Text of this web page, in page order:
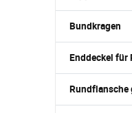
Bundkragen
Enddeckel für
Rundflansche